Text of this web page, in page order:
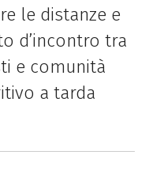
le distanze e
d’incontro tra
e comunità
a tarda